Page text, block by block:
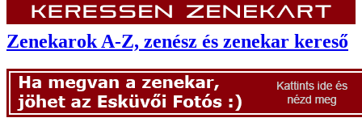
Zenekarok A-Z, zenész és zenekar kereső